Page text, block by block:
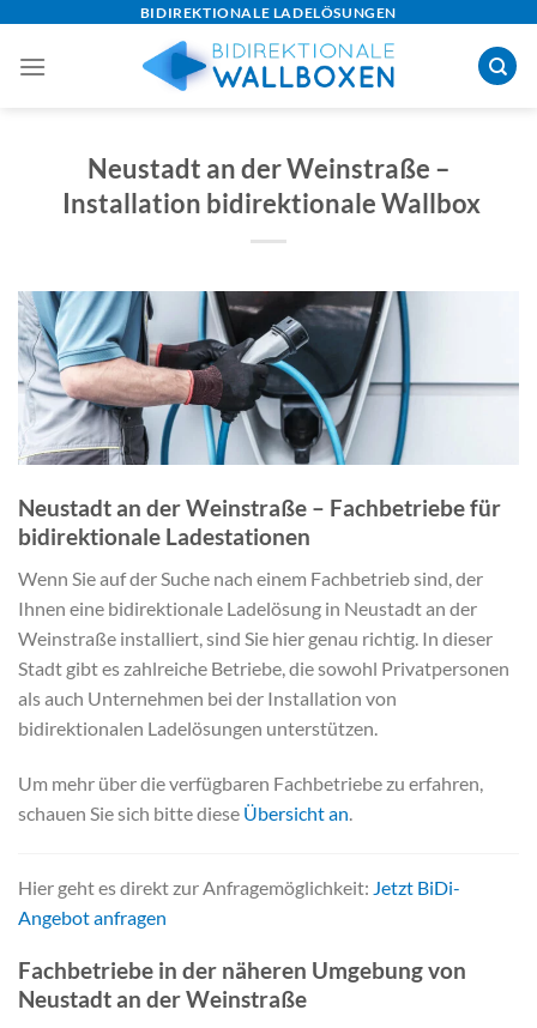
content
BIDIREKTIONALE LADELÖSUNGEN
Neustadt an der Weinstraße –
Installation bidirektionale Wallbox
Neustadt an der Weinstraße – Fachbetriebe für
bidirektionale Ladestationen
Wenn Sie auf der Suche nach einem Fachbetrieb sind, der
Ihnen eine bidirektionale Ladelösung in Neustadt an der
Weinstraße installiert, sind Sie hier genau richtig. In dieser
Stadt gibt es zahlreiche Betriebe, die sowohl Privatpersonen
als auch Unternehmen bei der Installation von
bidirektionalen Ladelösungen unterstützen.
Um mehr über die verfügbaren Fachbetriebe zu erfahren,
schauen Sie sich bitte diese Übersicht an.
Hier geht es direkt zur Anfragemöglichkeit: Jetzt BiDi-
Angebot anfragen
Fachbetriebe in der näheren Umgebung von
Neustadt an der Weinstraße